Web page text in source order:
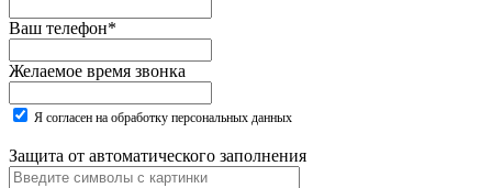
Ваш телефон*
Желаемое время звонка
Я согласен на обработку персональных данных
Защита от автоматического заполнения